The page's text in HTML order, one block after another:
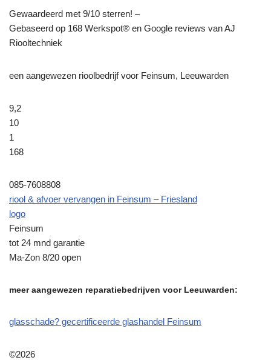
Gewaardeerd met 9/10 sterren! –
Gebaseerd op 168 Werkspot® en Google reviews van AJ
Riooltechniek
een aangewezen rioolbedrijf voor Feinsum, Leeuwarden
9,2
10
1
168
085-7608808
riool & afvoer vervangen in Feinsum – Friesland
logo
Feinsum
tot 24 mnd garantie
Ma-Zon 8/20 open
meer aangewezen reparatiebedrijven voor Leeuwarden:
glasschade? gecertificeerde glashandel Feinsum
©2026